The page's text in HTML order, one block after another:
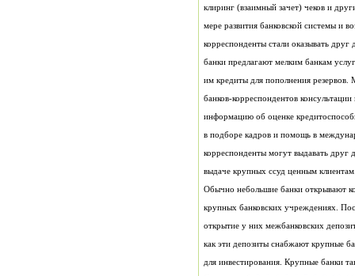
банки предлагают мелким банкам
выдаче крупных ссуд ценным